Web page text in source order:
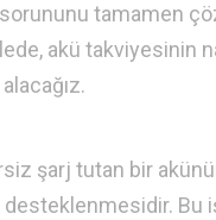
tamamen
akü takviyesinin
şarj tutan bir
Bu